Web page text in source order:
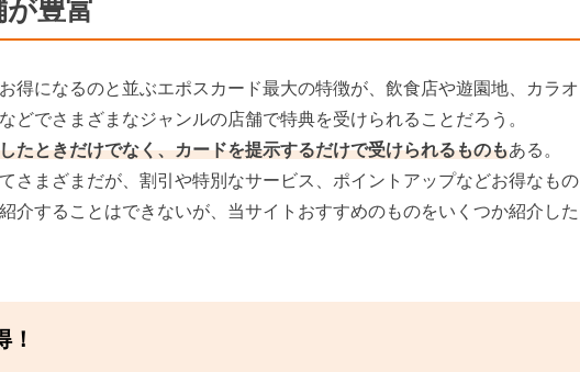
豊富
得になるのと並ぶエポスカード最大の特徴が、飲食店や遊園地、カラオ
どでさまざまなジャンルの店舗で特典を受けられることだろう。
たときだけでなく、カードを提示するだけで受けられるものもある。
さまざまだが、割引や特別なサービス、ポイントアップなどお得なもの
介することはできないが、当サイトおすすめのものをいくつか紹介した
！